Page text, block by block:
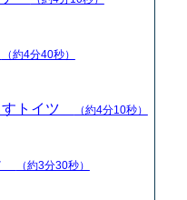
（約4分40秒）
すトイツ （約4分10秒）
（約3分30秒）